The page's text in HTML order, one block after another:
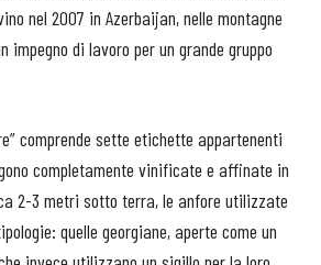
nel 2007 in Azerbaijan, nelle montagne
impegno di lavoro per un grande gruppo
comprende sette etichette appartenenti
completamente vinificate e affinate in
2-3 metri sotto terra, le anfore utilizzate
quelle georgiane, aperte come un